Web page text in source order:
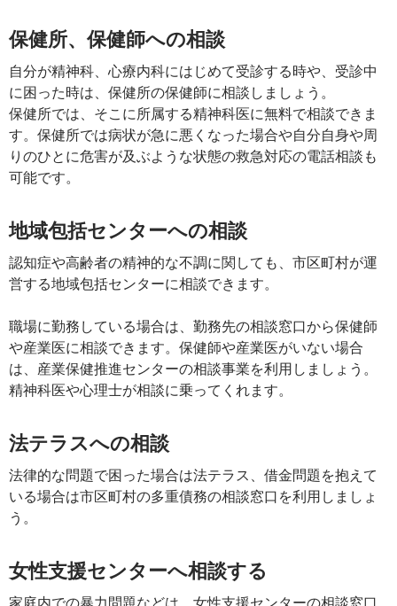
保健所、保健師への相談
自分が精神科、心療内科にはじめて受診する時や、受診中
に困った時は、保健所の保健師に相談しましょう。
保健所では、そこに所属する精神科医に無料で相談できま
す。保健所では病状が急に悪くなった場合や自分自身や周
りのひとに危害が及ぶような状態の救急対応の電話相談も
可能です。
地域包括センターへの相談
認知症や高齢者の精神的な不調に関しても、市区町村が運
営する地域包括センターに相談できます。
職場に勤務している場合は、勤務先の相談窓口から保健師
や産業医に相談できます。保健師や産業医がいない場合
は、産業保健推進センターの相談事業を利用しましょう。
精神科医や心理士が相談に乗ってくれます。
法テラスへの相談
法律的な問題で困った場合は法テラス、借金問題を抱えて
いる場合は市区町村の多重債務の相談窓口を利用しましょ
う。
女性支援センターへ相談する
家庭内での暴力問題などは、女性支援センターの相談窓口